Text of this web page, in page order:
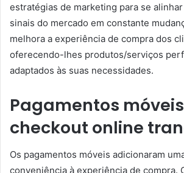
estratégias de marketing para se
sinais do mercado em constante
melhora a experiência de compra dos
oferecendo-lhes produtos/serviços
adaptados às suas necessidades.
Pagamentos
checkout online
Os pagamentos móveis adicionaram
conveniência à experiência de compra.